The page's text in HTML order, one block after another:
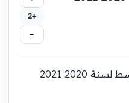
+2
−
هل ستتغير كتب الرابعة متوسط لسنة 2020 2021